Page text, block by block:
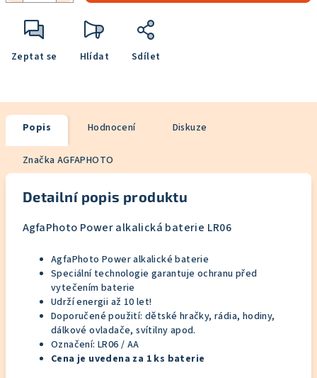
Zeptat se Hlídat Sdílet
Popis Hodnocení Diskuze
Značka AGFAPHOTO
Detailní popis produktu
AgfaPhoto Power alkalická baterie LR06
AgfaPhoto Power alkalické baterie
Speciální technologie garantuje ochranu před
vytečením baterie
Udrží energii až 10 let!
Doporučené použití: dětské hračky, rádia, hodiny,
dálkové ovladače, svítilny apod.
Označení: LR06 / AA
Cena je uvedena za 1 ks baterie